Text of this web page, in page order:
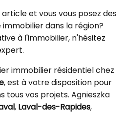
et vous vous posez des
dans la région?
à l'immobilier, n'hésitez
immobilier résidentiel chez
, est à votre disposition pour
tous vos projets. Agnieszka
, Laval-des-Rapides,